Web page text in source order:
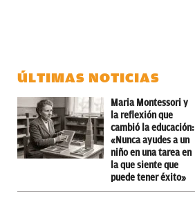
ÚLTIMAS NOTICIAS
Maria Montessori y
la reflexión que
cambió la educación:
«Nunca ayudes a un
niño en una tarea en
la que siente que
puede tener éxito»